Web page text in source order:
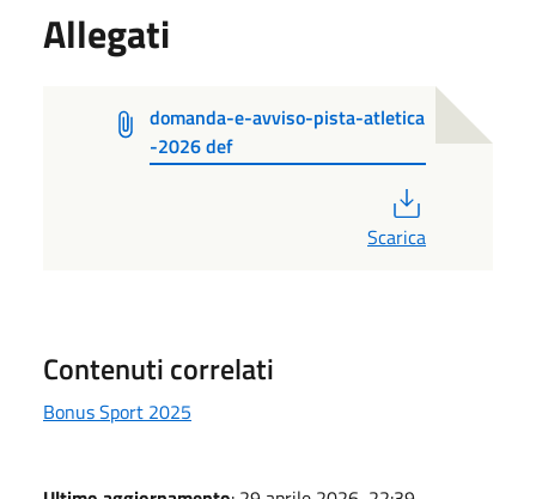
Allegati
domanda-e-avviso-pista-atletica
-2026 def
Scarica
Contenuti correlati
Bonus Sport 2025